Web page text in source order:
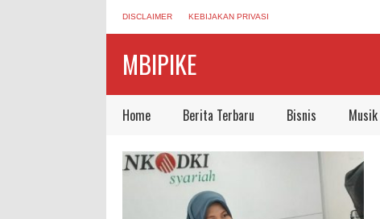
DISCLAIMER KEBIJAKAN PRIVASI
MBIPIKE
Home Berita Terbaru Bisnis